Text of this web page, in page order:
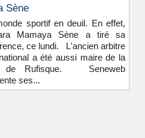
Sène
sportif en deuil. En effet,
Mamaya Sène a tiré sa
ce lundi. L'ancien arbitre
a été aussi maire de la
de Rufisque. Seneweb
ses...